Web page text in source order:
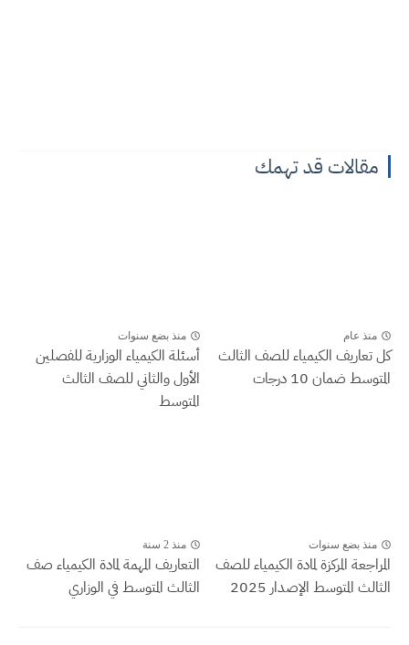
مقالات قد تهمك
منذ عام
كل تعاريف الكيمياء للصف الثالث
المتوسط ضمان 10 درجات
منذ بضع سنوات
أسئلة الكيمياء الوزارية للفصلين
الأول والثاني للصف الثالث
المتوسط
منذ بضع سنوات
المراجعة المركزة لمادة الكيمياء للصف
الثالث المتوسط الإصدار 2025
منذ 2 سنة
التعاريف المهمة لمادة الكيمياء صف
الثالث المتوسط في الوزاري